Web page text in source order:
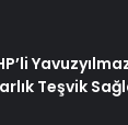
Teşvik